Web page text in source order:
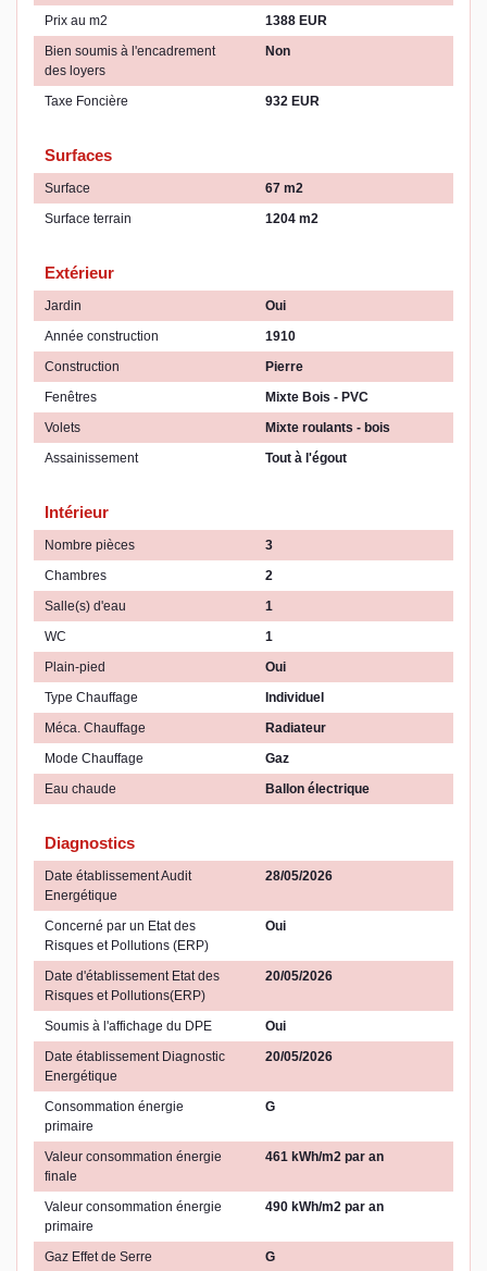
Prix au m2
1388 EUR
Bien soumis à l'encadrement
des loyers
Non
Taxe Foncière 932 EUR
Surfaces
Surface
67 m2
Surface terrain
1204 m2
Extérieur
Jardin
Oui
Année construction
1910
Construction
Pierre
Fenêtres
Mixte Bois - PVC
Volets
Mixte roulants - bois
Assainissement
Tout à l'égout
Intérieur
Nombre pièces
3
Chambres
2
Salle(s) d'eau
1
WC
1
Plain-pied
Oui
Type Chauffage
Individuel
Méca. Chauffage
Radiateur
Mode Chauffage
Gaz
Eau chaude
Ballon électrique
Diagnostics
Date établissement Audit
Energétique
28/05/2026
Concerné par un Etat des
Risques et Pollutions (ERP)
Oui
Date d'établissement Etat des
Risques et Pollutions(ERP)
20/05/2026
Soumis à l'affichage du DPE
Oui
Date établissement Diagnostic
Energétique
20/05/2026
Consommation énergie
primaire
G
Valeur consommation énergie
finale
461 kWh/m2 par an
Valeur consommation énergie
primaire
490 kWh/m2 par an
Gaz Effet de Serre G